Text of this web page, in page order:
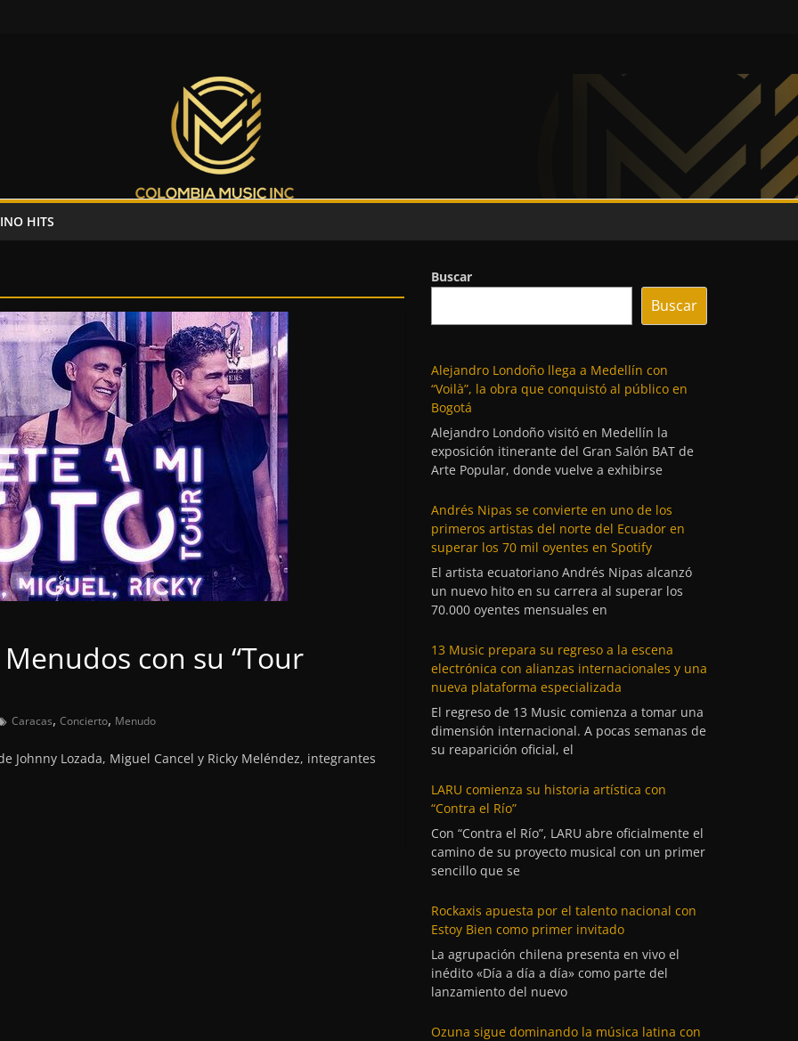
HITS
Menudos con su “Tour
Caracas, Concierto, Menudo
Johnny Lozada, Miguel Cancel y Ricky Meléndez, integrantes
Buscar
Buscar
Alejandro Londoño llega a Medellín con
“Voilà”, la obra que conquistó al público en
Bogotá
Alejandro Londoño visitó en Medellín la
exposición itinerante del Gran Salón BAT de
Arte Popular, donde vuelve a exhibirse
Andrés Nipas se convierte en uno de los
primeros artistas del norte del Ecuador en
superar los 70 mil oyentes en Spotify
El artista ecuatoriano Andrés Nipas alcanzó
un nuevo hito en su carrera al superar los
70.000 oyentes mensuales en
13 Music prepara su regreso a la escena
electrónica con alianzas internacionales y una
nueva plataforma especializada
El regreso de 13 Music comienza a tomar una
dimensión internacional. A pocas semanas de
su reaparición oficial, el
LARU comienza su historia artística con
“Contra el Río”
Con “Contra el Río”, LARU abre oficialmente el
camino de su proyecto musical con un primer
sencillo que se
Rockaxis apuesta por el talento nacional con
Estoy Bien como primer invitado
La agrupación chilena presenta en vivo el
inédito «Día a día a día» como parte del
lanzamiento del nuevo
Ozuna sigue dominando la música latina con